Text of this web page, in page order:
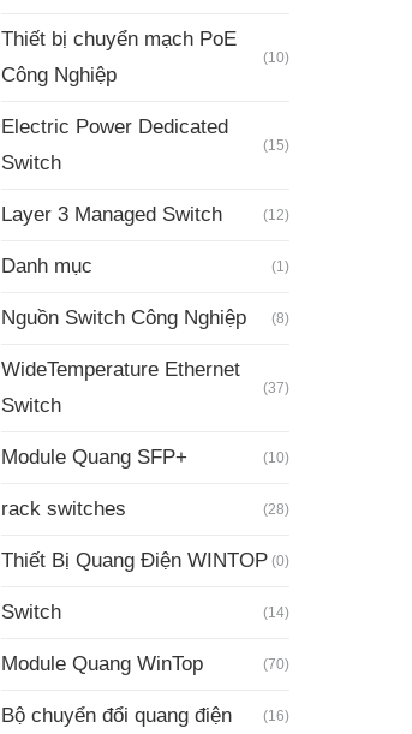
Thiết bị chuyển mạch PoE
Công Nghiệp
(10)
Electric Power Dedicated
Switch
(15)
Layer 3 Managed Switch (12)
Danh mục (1)
Nguồn Switch Công Nghiệp (8)
WideTemperature Ethernet
Switch
(37)
Module Quang SFP+ (10)
rack switches (28)
Thiết Bị Quang Điện WINTOP (0)
Switch (14)
Module Quang WinTop (70)
Bộ chuyển đổi quang điện (16)